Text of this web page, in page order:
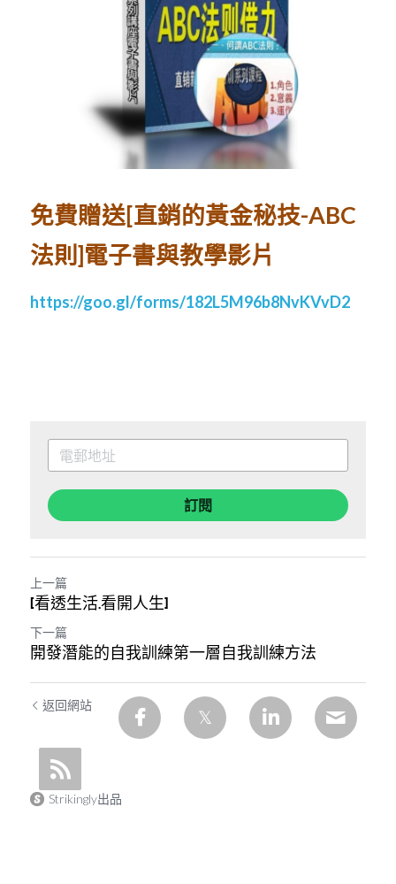
免費贈送[直銷的黃金秘技-ABC
法則]電子書與教學影片
https://goo.gl/forms/182L5M96b8NvKVvD2
訂閱
上一篇
[看透生活.看開人生]
下一篇
開發潛能的自我訓練第一層自我訓練方法
返回網站
Strikingly出品